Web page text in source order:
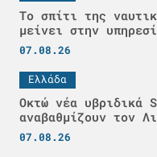
Το σπίτι της
μείνει στην
07.08.26
Ελλάδα
Οκτώ νέα
αναβαθμίζουν τον
07.08.26